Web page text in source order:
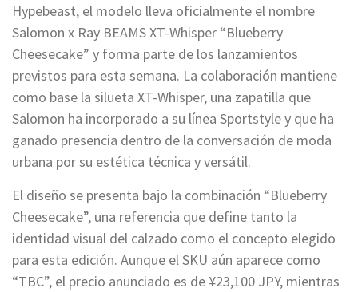
Hypebeast, el modelo lleva oficialmente el nombre
Salomon x Ray BEAMS XT-Whisper “Blueberry
Cheesecake” y forma parte de los lanzamientos
previstos para esta semana. La colaboración mantiene
como base la silueta XT-Whisper, una zapatilla que
Salomon ha incorporado a su línea Sportstyle y que ha
ganado presencia dentro de la conversación de moda
urbana por su estética técnica y versátil.
El diseño se presenta bajo la combinación “Blueberry
Cheesecake”, una referencia que define tanto la
identidad visual del calzado como el concepto elegido
para esta edición. Aunque el SKU aún aparece como
“TBC”, el precio anunciado es de ¥23,100 JPY, mientras